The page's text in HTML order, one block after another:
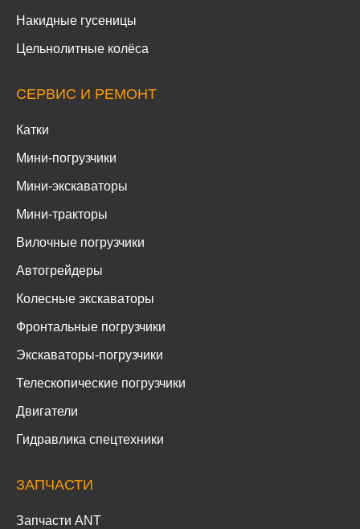
Накидные гусеницы
Цельнолитные колёса
СЕРВИС И РЕМОНТ
Катки
Мини-погрузчики
Мини-экскаваторы
Мини-тракторы
Вилочные погрузчики
Автогрейдеры
Колесные экскаваторы
Фронтальные погрузчики
Экскаваторы-погрузчики
Телескопические погрузчики
Двигатели
Гидравлика спецтехники
ЗАПЧАСТИ
Запчасти ANT